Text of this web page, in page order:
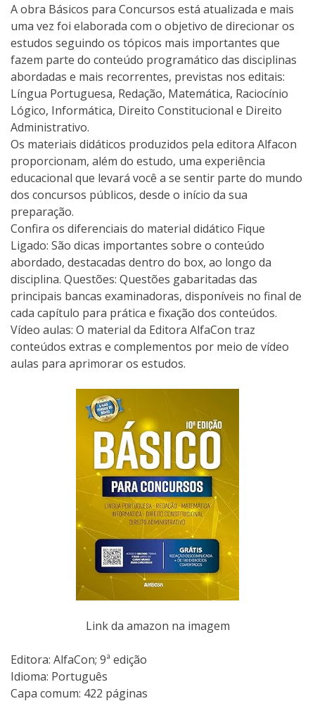
A obra Básicos para Concursos está atualizada e mais
uma vez foi elaborada com o objetivo de direcionar os
estudos seguindo os tópicos mais importantes que
fazem parte do conteúdo programático das disciplinas
abordadas e mais recorrentes, previstas nos editais:
Língua Portuguesa, Redação, Matemática, Raciocínio
Lógico, Informática, Direito Constitucional e Direito
Administrativo.
Os materiais didáticos produzidos pela editora Alfacon
proporcionam, além do estudo, uma experiência
educacional que levará você a se sentir parte do mundo
dos concursos públicos, desde o início da sua
preparação.
Confira os diferenciais do material didático Fique
Ligado: São dicas importantes sobre o conteúdo
abordado, destacadas dentro do box, ao longo da
disciplina. Questões: Questões gabaritadas das
principais bancas examinadoras, disponíveis no final de
cada capítulo para prática e fixação dos conteúdos.
Vídeo aulas: O material da Editora AlfaCon traz
conteúdos extras e complementos por meio de vídeo
aulas para aprimorar os estudos.
Link da amazon na imagem
Editora: AlfaCon; 9ª edição
Idioma: Português
Capa comum: 422 páginas